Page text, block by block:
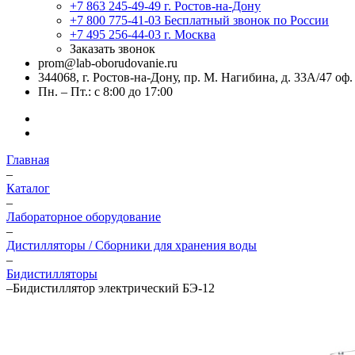
+7 863 245-49-49 г. Ростов-на-Дону
+7 800 775-41-03 Бесплатный звонок по России
+7 495 256-44-03 г. Москва
Заказать звонок
prom@lab-oborudovanie.ru
344068, г. Ростов-на-Дону, пр. М. Нагибина, д. 33А/47 оф.
Пн. – Пт.: с 8:00 до 17:00
Главная
–
Каталог
–
Лабораторное оборудование
–
Дистилляторы / Сборники для хранения воды
–
Бидистилляторы
–Бидистиллятор электрический БЭ-12